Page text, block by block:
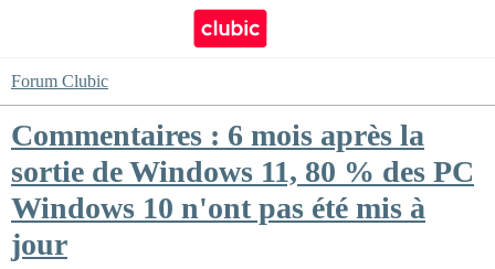
Forum Clubic
Commentaires : 6 mois après la
sortie de Windows 11, 80 % des PC
Windows 10 n'ont pas été mis à
jour